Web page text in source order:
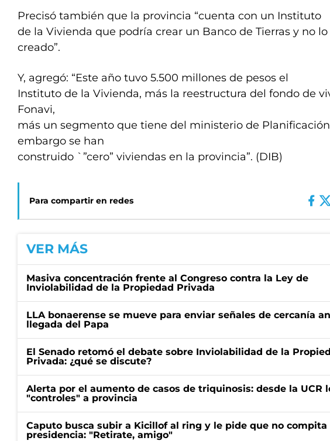
Precisó también que la provincia “cuenta con un Instituto
de la Vivienda que podría crear un Banco de Tierras y no lo
creado”.
Y, agregó: “Este año tuvo 5.500 millones de pesos el
Instituto de la Vivienda, más la reestructura del fondo de
Fonavi,
más un segmento que tiene del ministerio de
embargo se han
construido `”cero” viviendas en la provincia”. (DIB)
Para compartir en redes
VER MÁS
Masiva concentración frente al Congreso contra la Ley de
Inviolabilidad de la Propiedad Privada
LLA bonaerense se mueve para enviar señales de cercanía
llegada del Papa
El Senado retomó el debate sobre Inviolabilidad de la
Privada: ¿qué se discute?
Alerta por el aumento de casos de triquinosis: desde la UCR
"controles" a provincia
Caputo busca subir a Kicillof al ring y le pide que no compita
presidencia: "Retirate, amigo"